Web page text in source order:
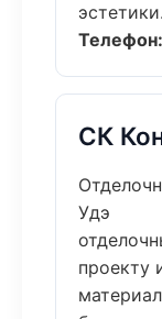
Телефон:
СК
Удэ
проекту